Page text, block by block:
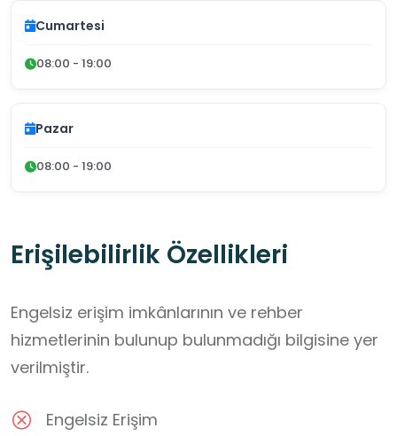
Cumartesi
08:00 - 19:00
Pazar
08:00 - 19:00
Erişilebilirlik Özellikleri
Engelsiz erişim imkânlarının ve rehber
hizmetlerinin bulunup bulunmadığı bilgisine yer
verilmiştir.
Engelsiz Erişim